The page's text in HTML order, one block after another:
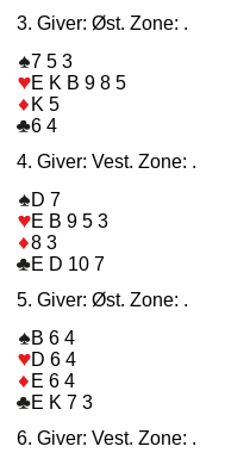
3. Giver: Øst. Zone: .
7 5 3
E K B 9 8 5
K 5
6 4
4. Giver: Vest. Zone: .
D 7
E B 9 5 3
8 3
E D 10 7
5. Giver: Øst. Zone: .
B 6 4
D 6 4
E 6 4
E K 7 3
6. Giver: Vest. Zone: .